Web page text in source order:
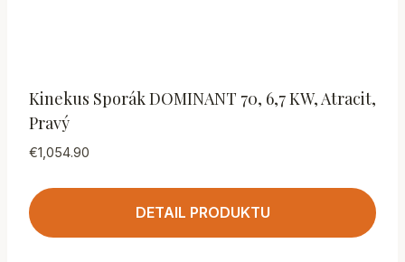
Kinekus Sporák DOMINANT 70, 6,7 KW, Atracit,
Pravý
€1,054.90
DETAIL PRODUKTU